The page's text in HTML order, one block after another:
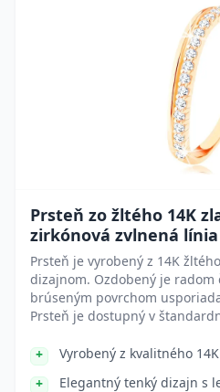
Prsteň zo žltého 14K
zirkónová zvlnená
Prsteň je vyrobený z 14K
dizajnom. Ozdobený je radom
brúseným povrchom
Prsteň je dostupný v
Vyrobený z kvalitného
Elegantný tenký dizajn s